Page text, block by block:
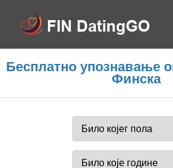
Бесплатно упознавање
Финска